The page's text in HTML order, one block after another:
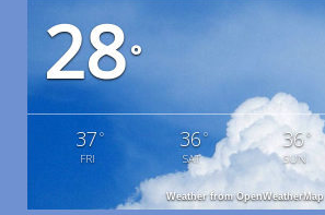
28°
37°
FRI
36°
SAT
36°
SUN
Weather from OpenWeatherMap